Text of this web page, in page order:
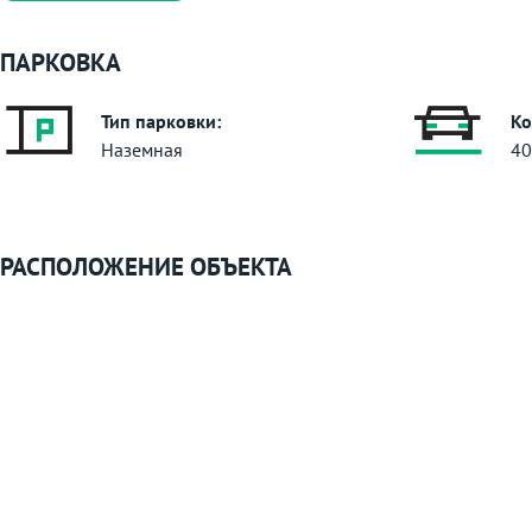
ПАРКОВКА
Тип парковки:
Наземная
40
РАСПОЛОЖЕНИЕ ОБЪЕКТА